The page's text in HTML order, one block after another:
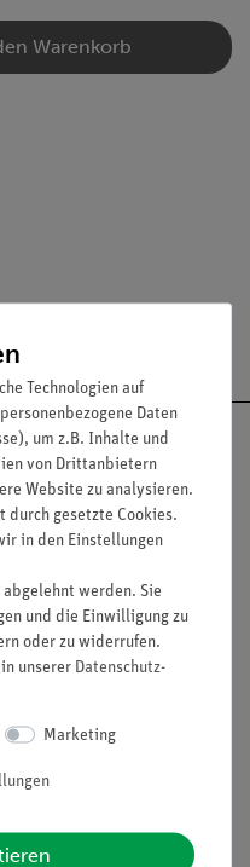
Warenkorb
Service
Beratung & Showroom
Inventarisierungs- &
& Schulungen
Technologien auf
Daten
um z.B. Inhalte und
von Drittanbietern
Website zu analysieren.
durch gesetzte Cookies.
in den Einstellungen
werden. Sie
und die Einwilligung zu
oder zu widerrufen.
unserer Daten­schutz­
Marketing